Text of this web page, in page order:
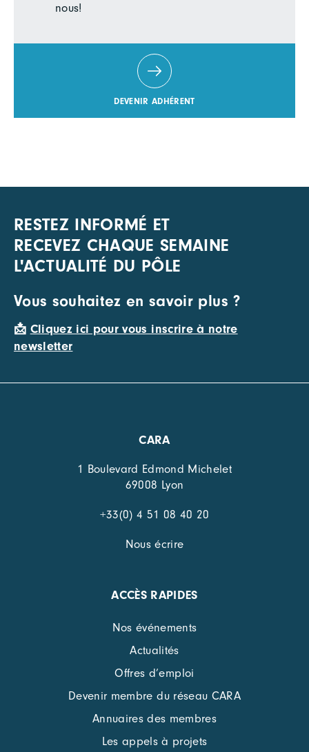
nous!
DEVENIR ADHÉRENT
RESTEZ INFORMÉ ET
RECEVEZ CHAQUE SEMAINE
L'ACTUALITÉ DU PÔLE
Vous souhaitez en savoir plus ?
📩 Cliquez ici pour vous inscrire à notre
newsletter
CARA
1 Boulevard Edmond Michelet
69008 Lyon
+33(0) 4 51 08 40 20
Nous écrire
ACCÈS RAPIDES
Nos événements
Actualités
Offres d’emploi
Devenir membre du réseau CARA
Annuaires des membres
Les appels à projets